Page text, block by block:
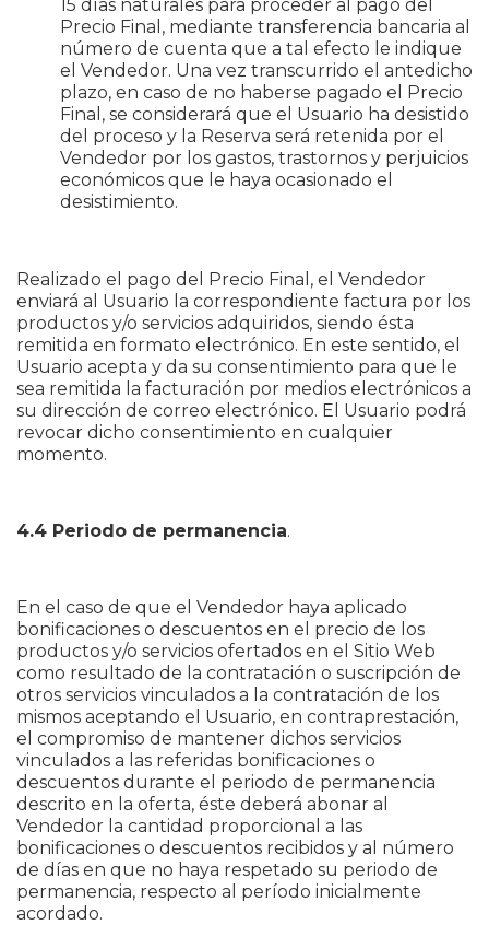
15 días naturales para proceder al pago del
Precio Final, mediante transferencia bancaria al
número de cuenta que a tal efecto le indique
el Vendedor. Una vez transcurrido el antedicho
plazo, en caso de no haberse pagado el Precio
Final, se considerará que el Usuario ha desistido
del proceso y la Reserva será retenida por el
Vendedor por los gastos, trastornos y perjuicios
económicos que le haya ocasionado el
desistimiento.
Realizado el pago del Precio Final, el Vendedor
enviará al Usuario la correspondiente factura por los
productos y/o servicios adquiridos, siendo ésta
remitida en formato electrónico. En este sentido, el
Usuario acepta y da su consentimiento para que le
sea remitida la facturación por medios electrónicos a
su dirección de correo electrónico. El Usuario podrá
revocar dicho consentimiento en cualquier
momento.
4.4 Periodo de permanencia.
En el caso de que el Vendedor haya aplicado
bonificaciones o descuentos en el precio de los
productos y/o servicios ofertados en el Sitio Web
como resultado de la contratación o suscripción de
otros servicios vinculados a la contratación de los
mismos aceptando el Usuario, en contraprestación,
el compromiso de mantener dichos servicios
vinculados a las referidas bonificaciones o
descuentos durante el periodo de permanencia
descrito en la oferta, éste deberá abonar al
Vendedor la cantidad proporcional a las
bonificaciones o descuentos recibidos y al número
de días en que no haya respetado su periodo de
permanencia, respecto al período inicialmente
acordado.